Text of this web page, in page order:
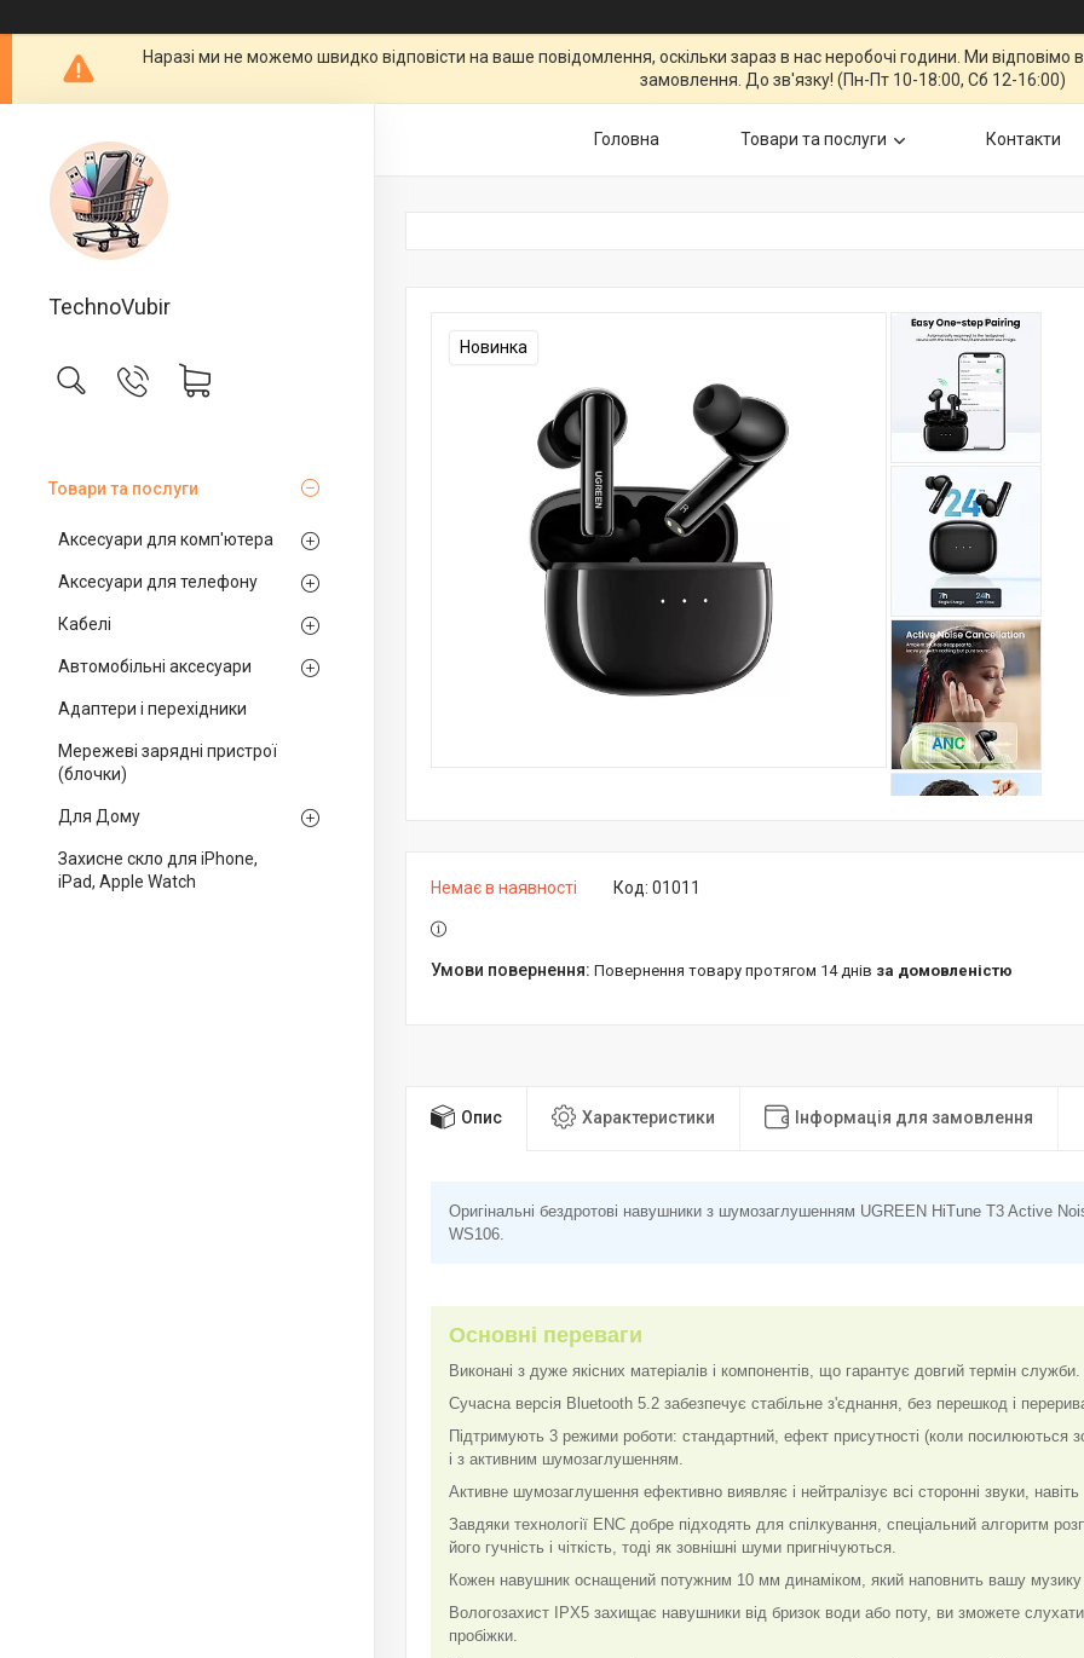
Наразі ми не можемо швидко відповісти на ваше повідомлення, оскільки зараз в нас неробочі години. Ми
замовлення. До зв'язку! (Пн-Пт 10-18:00, Сб 12-16:00)
TechnoVubir
Товари та послуги
Аксесуари для комп'ютера
Аксесуари для телефону
Кабелі
Автомобільні аксесуари
Адаптери і перехідники
Мережеві зарядні пристрої
(блочки)
Для Дому
Захисне скло для iPhone,
iPad, Apple Watch
Головна Товари та послуги Контакти
Новинка
Немає в наявності Код: 01011
повернення товару протягом 14 днів за домовленістю
Опис Характеристики Інформація для замовлення
Оригінальні бездротові навушники з шумозаглушенням UGREEN HiTune T3 Active
WS106.
Основні переваги
Виконані з дуже якісних матеріалів і компонентів, що гарантує довгий термін служби.
Сучасна версія Bluetooth 5.2 забезпечує стабільне з'єднання, без перешкод і
Підтримують 3 режими роботи: стандартний, ефект присутності (коли посилюються
і з активним шумозаглушенням.
Активне шумозаглушення ефективно виявляє і нейтралізує всі сторонні звуки, навіть
Завдяки технології ENC добре підходять для спілкування, спеціальний алгоритм
його гучність і чіткість, тоді як зовнішні шуми пригнічуються.
Кожен навушник оснащений потужним 10 мм динаміком, який наповнить вашу
Вологозахист IPX5 захищає навушники від бризок води або поту, ви зможете
пробіжки.